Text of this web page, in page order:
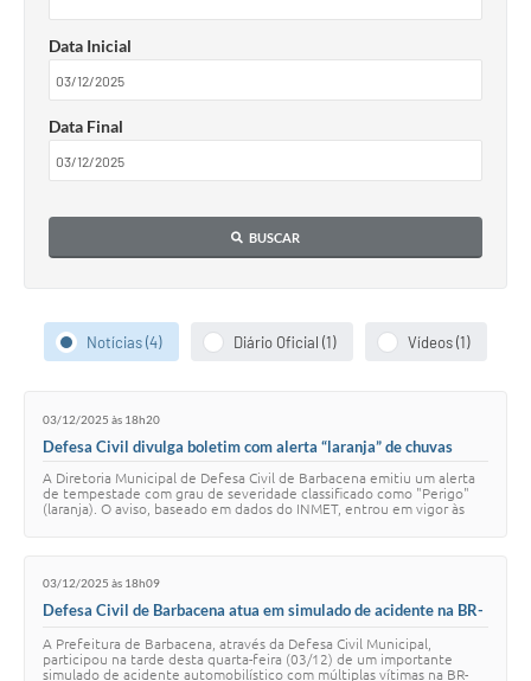
PPA - PLANO PLURIANUAL 2026/2029
PNAB 2026 - Ciclo 2
Revistas
3º Jornada Empreendedora BQ
Plano Municipal de Saneamento Básico
Regularização de bairros
Data Inicial
Data Final
BUSCAR
Notícias (4) Diário Oficial (1) Vídeos (1)
03/12/2025 às 18h20
Defesa Civil divulga boletim com alerta “laranja” de chuvas
A Diretoria Municipal de Defesa Civil de Barbacena emitiu um alerta
de tempestade com grau de severidade classificado como "Perigo"
(laranja). O aviso, baseado em dados do INMET, entrou em vigor às
03/12/2025 às 18h09
Defesa Civil de Barbacena atua em simulado de acidente na BR-
A Prefeitura de Barbacena, através da Defesa Civil Municipal,
participou na tarde desta quarta-feira (03/12) de um importante
simulado de acidente automobilístico com múltiplas vítimas na BR-